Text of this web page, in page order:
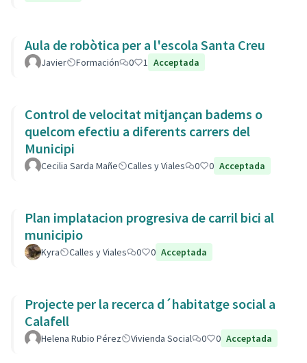
Aula de robòtica per a l'escola Santa Creu
Javier Formación 0 1 Acceptada
Control de velocitat mitjançan badems o
quelcom efectiu a diferents carrers del
Municipi
Cecilia Sarda Mañe Calles y Viales 0 0 Acceptada
Plan implatacion progresiva de carril bici al
municipio
Kyra Calles y Viales 0 0 Acceptada
Projecte per la recerca d´habitatge social a
Calafell
Helena Rubio Pérez Vivienda Social 0 0 Acceptada